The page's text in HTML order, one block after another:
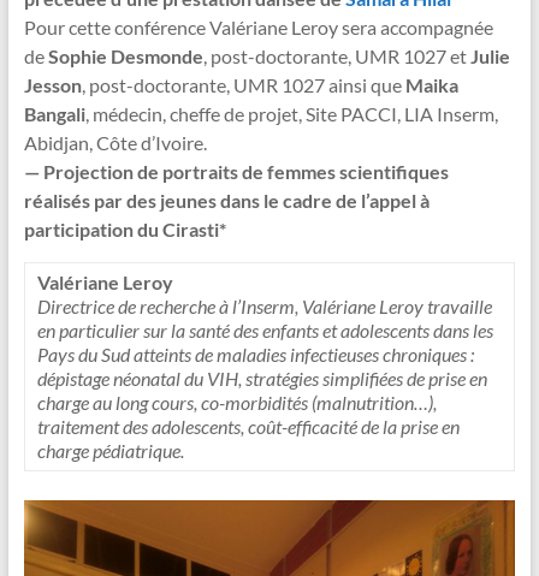
Pour cette conférence Valériane Leroy sera accompagnée
deSophie Desmonde , post-doctorante, UMR 1027 et Julie
Jesson, post-doctorante, UMR 1027 ainsi que Maika
Bangali, médecin, cheffe de projet, Site PACCI, LIA Inserm,
Abidjan, Côte d’Ivoire.
— Projection de portraits de femmes scientifiques
réalisés par des jeunes dans le cadre de l’appel à
participation du Cirasti*
Valériane Leroy
Directrice de recherche à l’Inserm, Valériane Leroy travaille
en particulier sur la santé des enfants et adolescents dans les
Pays du Sud atteints de maladies infectieuses chroniques :
dépistage néonatal du VIH, stratégies simplifiées de prise en
charge au long cours, co-morbidités (malnutrition…),
traitement des adolescents, coût-efficacité de la prise en
charge pédiatrique.